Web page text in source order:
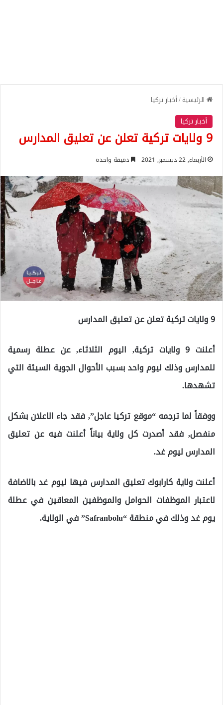
الرئيسية/أخبار تركيا
أخبار تركيا
9 ولايات تركية تعلن عن تعليق المدارس
الأربعاء, 22 ديسمبر, 2021 دقيقة واحدة
9 ولايات تركية تعلن عن تعليق المدارس
أعلنت 9 ولايات تركية, اليوم الثلاثاء, عن عطلة رسمية
للمدارس وذلك ليوم واحد بسبب الأحوال الجوية السيئة التي
تشهدها.
ووفقاً لما ترجمه “موقع تركيا عاجل”, فقد جاء الاعلان بشكل
منفصل, فقد أصدرت كل ولاية بياناً أعلنت فيه عن تعليق
المدارس ليوم غد.
أعلنت ولاية كارابوك تعليق المدارس فيها ليوم غد بالاضافة
لاعتبار الموظفات الحوامل والموظفين المعاقين في عطلة
يوم غد وذلك في منطقة “Safranbolu” في الولاية.